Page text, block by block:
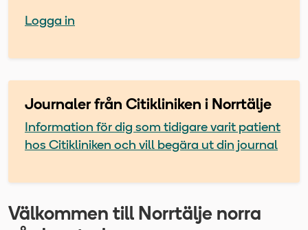
Logga in
Journaler från Citikliniken i Norrtälje
Information för dig som tidigare varit patient
hos Citikliniken och vill begära ut din journal
Välkommen till Norrtälje norra